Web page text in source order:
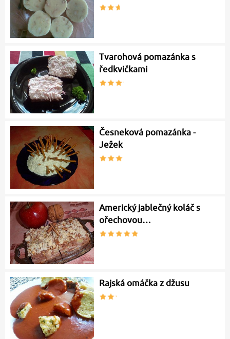
Tvarohová pomazánka s
ředkvičkami
Česneková pomazánka -
Ježek
Americký jablečný koláč s
ořechovou…
Rajská omáčka z džusu